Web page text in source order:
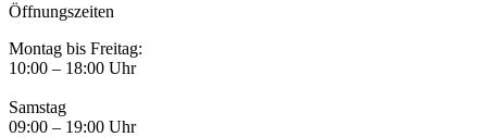
Öffnungszeiten
Montag bis Freitag:
10:00 – 18:00 Uhr
Samstag
09:00 – 19:00 Uhr